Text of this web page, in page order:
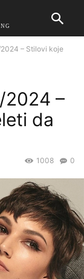
– Stilovi koje
2024 –
da
0
1008